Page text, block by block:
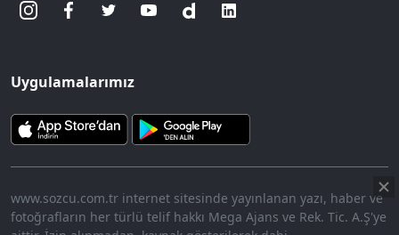
Uygulamalarımız
www.sozcu.com.tr internet sitesinde yayınlanan yazı, haber ve
fotoğrafların her türlü telif hakkı Mega Ajans ve Rek. Tic. A.Ş'ye